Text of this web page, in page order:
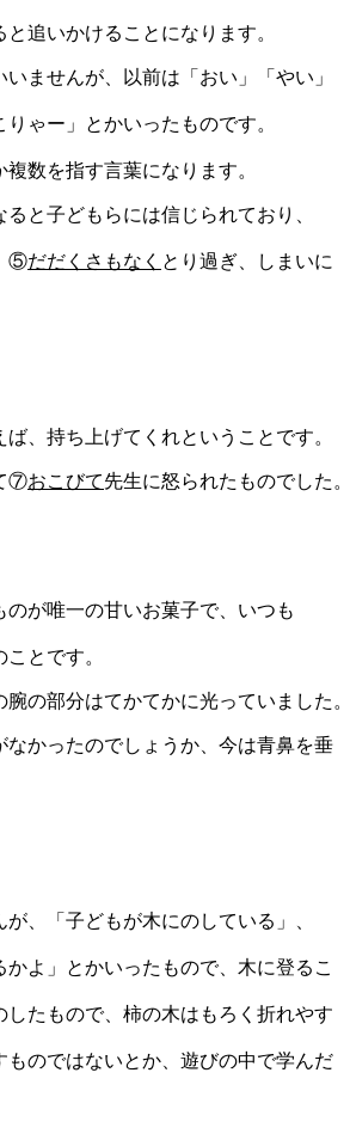
と追いかける ことになります。
ませんが、以前は「おい」「やい」
りゃー」とかいったものです。
複数を指す言葉になります。
と子どもらには信じ られており、
⑤だだくさもなく とり過ぎ、しまいに
、持ち上げてくれとい うことです。
⑦おこびて先生に怒られたものでした。
が唯一の甘いお菓子で、いつも
とです。
の部分はてかてかに光っていました。
かったのでしょうか、 今は青鼻を垂
が、「子どもが木にのしている」、
かよ」とかいったもので、木に登るこ
したもので、柿の木はもろく折れやす
ものではないとか、遊びの中で学んだ